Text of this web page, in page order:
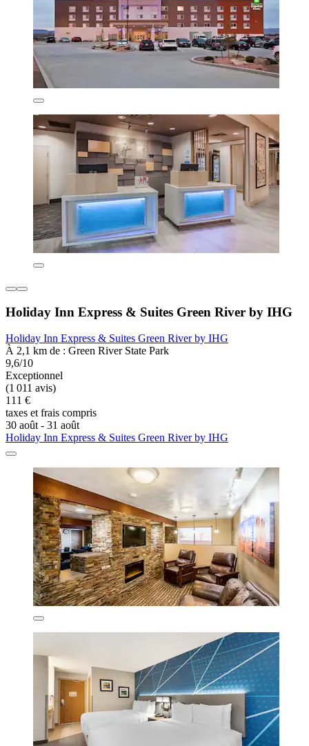
Holiday Inn Express & Suites Green River by IHG
Holiday Inn Express & Suites Green River by IHG
À 2,1 km de : Green River State Park
9,6/10
Exceptionnel
(1 011 avis)
111 €
taxes et frais compris
30 août - 31 août
Holiday Inn Express & Suites Green River by IHG